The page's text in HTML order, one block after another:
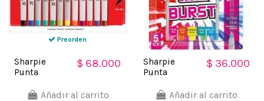
Preorden
Sharpie
Punta
Marcador
$ 68.000
Añadir al carrito
Sharpie
Punta
Marcador
$ 36.000
Añadir al carrito